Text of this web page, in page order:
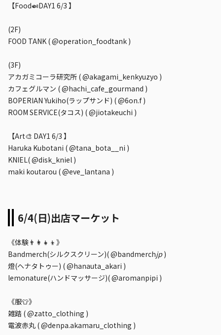
【Food🍛DAY1 6/3 】
(2F)
FOOD TANK ( @operation_foodtank )
(3F)
アカガミコーラ研究所 ( @akagami_kenkyuzyo )
カフェグルマン ( @hachi_cafe_gourmand )
BOPERIAN Yukiho(ラップサンド) ( @6on.f )
ROOM SERVICE(タコス) ( @jiotakeuchi )
【Art🎨 DAY1 6/3 】
Haruka Kubotani ( @tana_bota__ni )
KNIEL( @disk_kniel )
maki koutarou ( @eve_lantana )
6/4(日)出店マーケット
《体験👨‍👩‍👧‍👦》
Bandmerch(シルクスクリーン)( @bandmerchjp )
燈(ヘナタトゥー) ( @hanauta_akari )
lemonature(ハンドマッサージ)( @aromanpipi )
《服👕》
雑踏 ( @zatto_clothing )
電波赤丸 ( @denpa.akamaru_clothing )